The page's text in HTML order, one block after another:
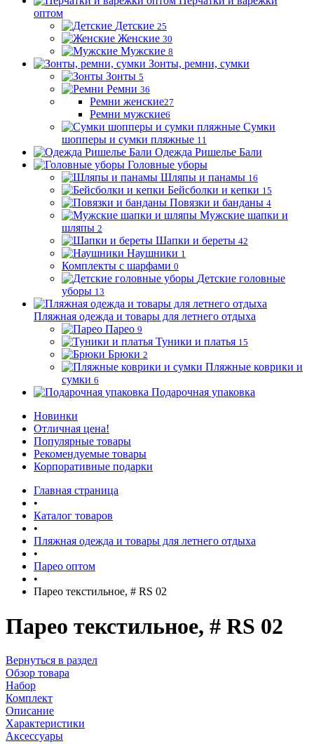
оптом
Детские 25
Женские 30
Мужские 8
Зонты, ремни, сумки
Зонты 5
Ремни 36
Ремни женские27
Ремни мужские6
Сумки
шопперы и сумки пляжные 11
Одежда Ришелье Бали
Головные уборы
Шляпы и панамы 16
Бейсболки и кепки 15
Повязки и банданы 4
Мужские шапки и
шляпы 2
Шапки и береты 42
Наушники 1
Комплекты с шарфами 0
Детские головные
уборы 13
Пляжная одежда и товары для летнего отдыха
Парео 9
Туники и платья 15
Брюки 2
Пляжные коврики и
сумки 6
Подарочная упаковка
Новинки
Отличная цена!
Популярные товары
Рекомендуемые товары
Корпоративные подарки
Главная страница
•
Каталог товаров
•
Пляжная одежда и товары для летнего отдыха
•
Парео оптом
•
Парео текстильное, # RS 02
Парео текстильное, # RS 02
Вернуться в раздел
Обзор товара
Набор
Комплект
Описание
Характеристики
Аксессуары